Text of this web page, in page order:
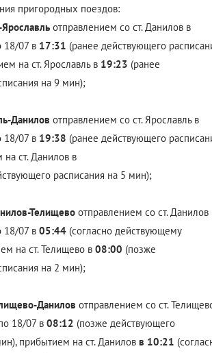
пригородных поездов:
отправлением со ст. Данилов в
18/07 в 17:31 (ранее действующего
на ст. Ярославль в 19:23 (ранее
на 9 мин);
Данилов отправлением со ст. Ярославль в
18/07 в 19:38 (ранее действующего
ст. Данилов в
расписания на 5 мин);
Телищево отправлением со ст. Данилов
18/07 в 05:44 (согласно действующему
на ст. Телищево в 08:00 (позже
на 2 мин);
Данилов отправлением со ст.
18/07 в 08:12 (позже действующего
прибытием на ст. Данилов в 10:21